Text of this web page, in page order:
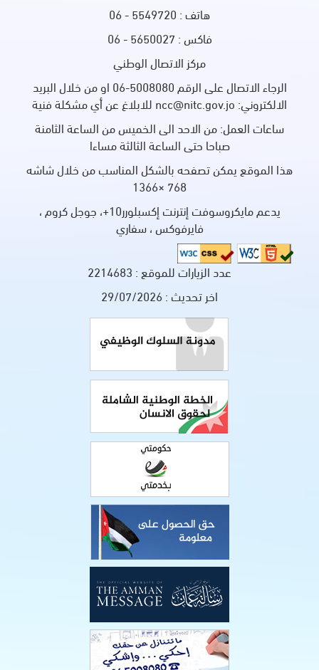
هاتف : 5549720 - 06
فاكس : 5650027 - 06
مركز الاتصال الوطني
الرجاء الاتصال على الرقم 5008080-06 او من خلال البريد
الالكتروني: ncc@nitc.gov.jo للابلاغ عن أي مشكلة فنية
ساعات العمل: من الاحد الى الخميس من الساعة الثامنة
صباحا حتى الساعة الثالثة مساءا
هذا الموقع يمكن تصفحه بالشكل المناسب من خلال شاشه
768 ×1366
يدعم مايكروسوفت إنترنت إكسبلورر10+، جوجل كروم ،
فايرفوكس ، سفاري
عدد الزيارات للموقع : 2214683
اخر تحديث : 29/07/2026